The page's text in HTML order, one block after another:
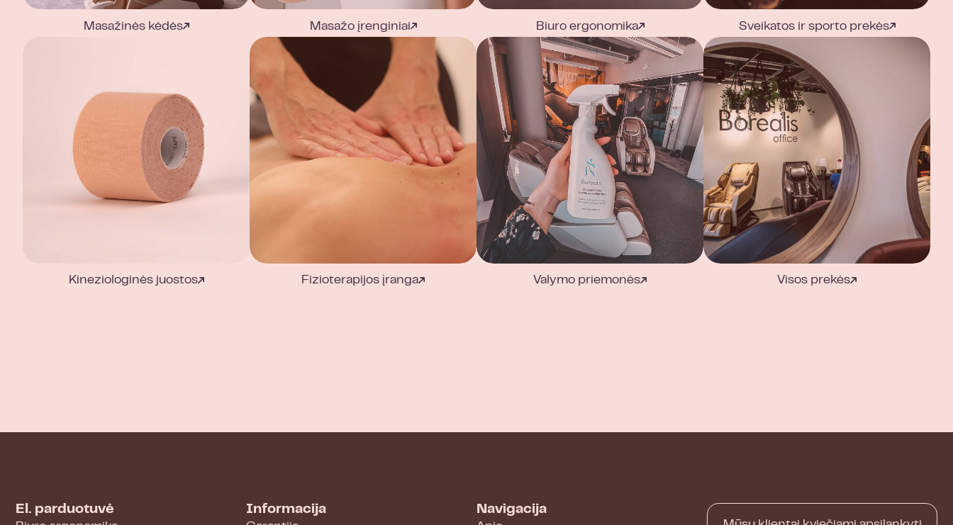
Masažinės kėdės Masažo įrenginiai Biuro ergonomika Sveikatos ir sporto prekės
Kineziologinės juostos Fizioterapijos įranga Valymo priemonės Visos prekės
El. parduotuvė Informacija Navigacija